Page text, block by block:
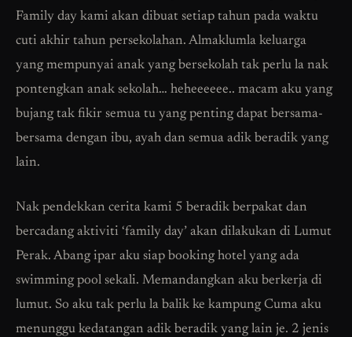
Family day kami akan dibuat setiap tahun pada waktu
cuti akhir tahun persekolahan. Almaklumla keluarga
yang mempunyai anak yang bersekolah tak perlu la nak
pontengkan anak sekolah… heheeeeee.. macam aku yang
bujang tak fikir semua tu yang penting dapat bersama-
bersama dengan ibu, ayah dan semua adik beradik yang
lain.
Nak pendekkan cerita kami 5 beradik berpakat dan
bercadang aktiviti ‘family day’ akan dilakukan di Lumut
Perak. Abang ipar aku siap booking hotel yang ada
swimming pool sekali. Memandangkan aku berkerja di
lumut. So aku tak perlu la balik ke kampung Cuma aku
menunggu kedatangan adik beradik yang lain je. 2 jenis